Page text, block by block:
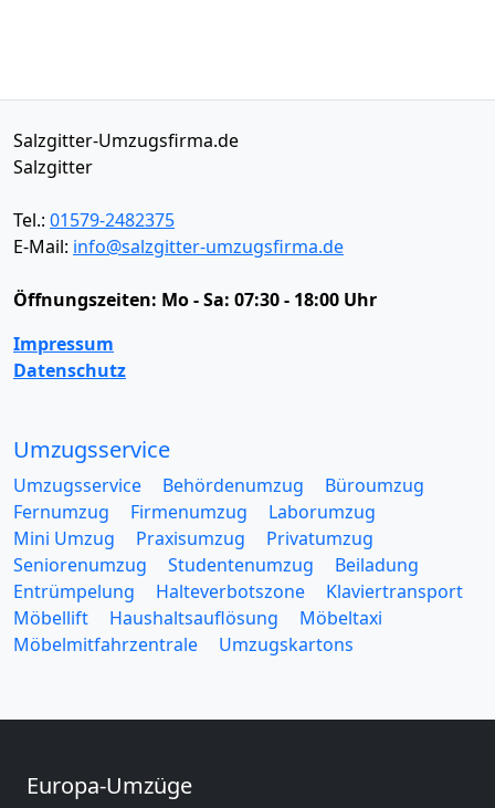
Salzgitter-Umzugsfirma.de
Salzgitter
Tel.: 01579-2482375
E-Mail: info@salzgitter-umzugsfirma.de
Öffnungszeiten: Mo - Sa: 07:30 - 18:00 Uhr
Impressum
Datenschutz
Umzugsservice
Umzugsservice Behördenumzug
Büroumzug
Fernumzug
Firmenumzug
Laborumzug
Mini Umzug
Praxisumzug
Privatumzug
Seniorenumzug
Studentenumzug
Beiladung
Entrümpelung
Halteverbotszone
Klaviertransport
Möbellift
Haushaltsauflösung
Möbeltaxi
Möbelmitfahrzentrale
Umzugskartons
Europa-Umzüge